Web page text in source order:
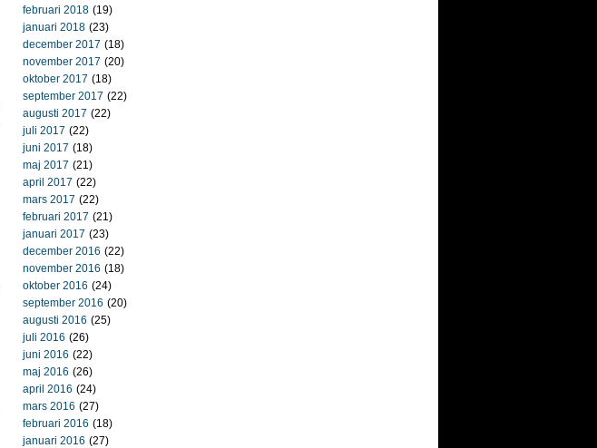
februari 2018 (19)
januari 2018 (23)
december 2017 (18)
november 2017 (20)
oktober 2017 (18)
september 2017 (22)
augusti 2017 (22)
juli 2017 (22)
juni 2017 (18)
maj 2017 (21)
april 2017 (22)
mars 2017 (22)
februari 2017 (21)
januari 2017 (23)
december 2016 (22)
november 2016 (18)
oktober 2016 (24)
september 2016 (20)
augusti 2016 (25)
juli 2016 (26)
juni 2016 (22)
maj 2016 (26)
april 2016 (24)
mars 2016 (27)
februari 2016 (18)
januari 2016 (27)